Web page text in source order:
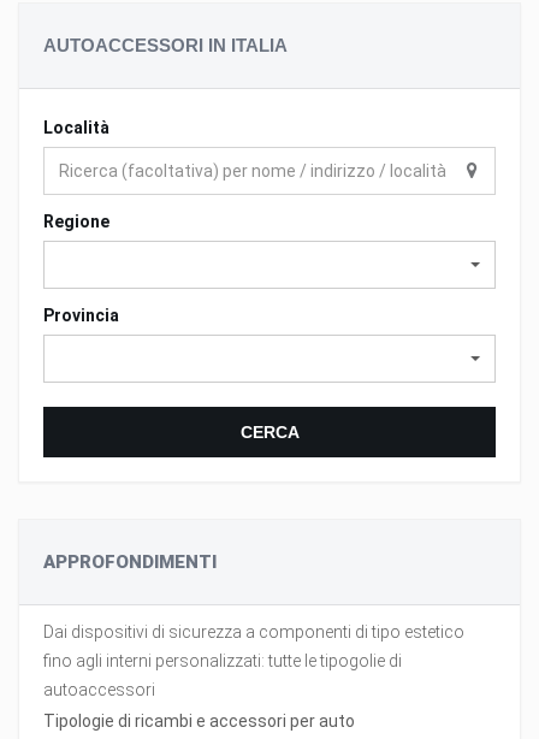
AUTOACCESSORI IN ITALIA
Località
Regione
Provincia
CERCA
APPROFONDIMENTI
Dai dispositivi di sicurezza a componenti di tipo estetico
fino agli interni personalizzati: tutte le tipogolie di
autoaccessori
Tipologie di ricambi e accessori per auto